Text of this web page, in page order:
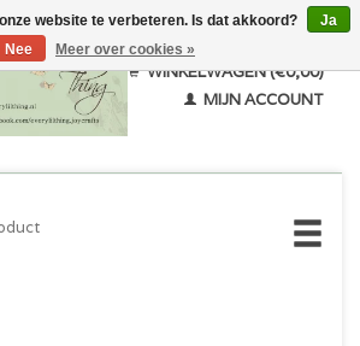
WINKELWAGEN (€0,00)
MIJN ACCOUNT
website te verbeteren. Is dat akkoord?
Ja
Nee
Meer over cookies »